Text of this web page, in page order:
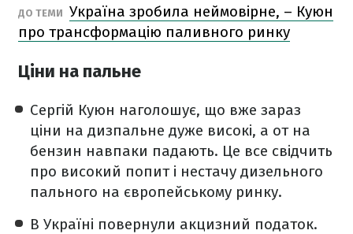
ДО ТЕМИ Україна зробила неймовірне, – Куюн
про трансформацію паливного ринку
Ціни на пальне
Сергій Куюн наголошує, що вже зараз
ціни на дизпальне дуже високі, а от на
бензин навпаки падають. Це все свідчить
про високий попит і нестачу дизельного
пального на європейському ринку.
В Україні повернули акцизний податок.